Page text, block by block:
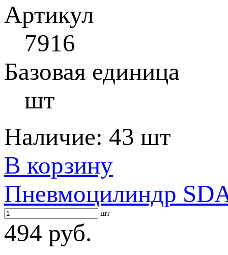
Артикул
7916
Базовая единица
шт
Наличие: 43 шт
В корзину
Пневмоцилиндр
шт
494 руб.